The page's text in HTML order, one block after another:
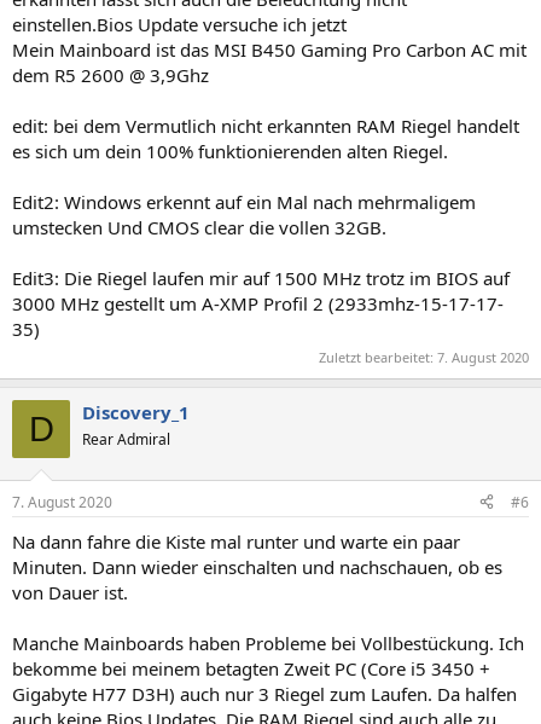
einstellen.Bios Update versuche ich jetzt
Mein Mainboard ist das MSI B450 Gaming Pro Carbon AC mit
dem R5 2600 @ 3,9Ghz
edit: bei dem Vermutlich nicht erkannten RAM Riegel handelt
es sich um dein 100% funktionierenden alten Riegel.
Edit2: Windows erkennt auf ein Mal nach mehrmaligem
umstecken Und CMOS clear die vollen 32GB.
Edit3: Die Riegel laufen mir auf 1500 MHz trotz im BIOS auf
3000 MHz gestellt um A-XMP Profil 2 (2933mhz-15-17-17-
35)
Zuletzt bearbeitet: 7. August 2020
D Discovery_1
Rear Admiral
7. August 2020 #6
Na dann fahre die Kiste mal runter und warte ein paar
Minuten. Dann wieder einschalten und nachschauen, ob es
von Dauer ist.
Manche Mainboards haben Probleme bei Vollbestückung. Ich
bekomme bei meinem betagten Zweit PC (Core i5 3450 +
Gigabyte H77 D3H) auch nur 3 Riegel zum Laufen. Da halfen
auch keine Bios Updates. Die RAM Riegel sind auch alle zu